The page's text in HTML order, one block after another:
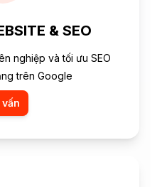
& SEO
nghiệp và tối ưu SEO
trên Google